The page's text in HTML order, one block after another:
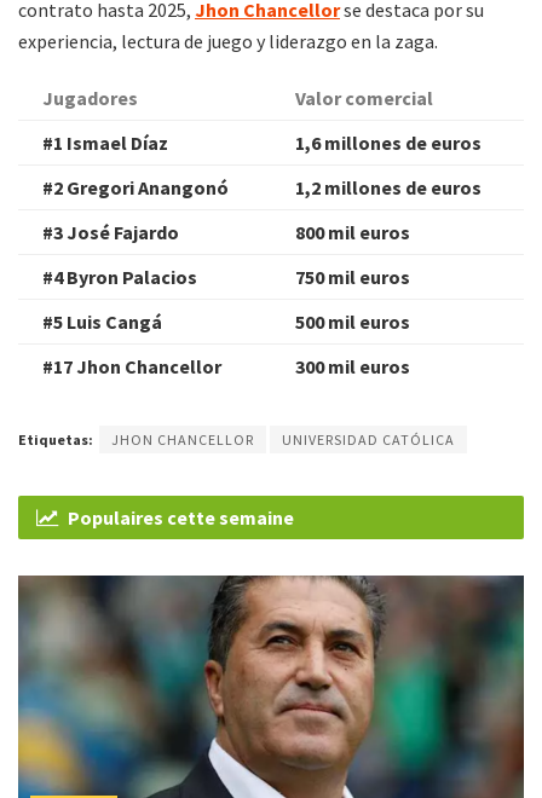
contrato hasta 2025, Jhon Chancellorse destaca por su
experiencia, lectura de juego y liderazgo en la zaga.
Jugadores
Valor comercial
#1 Ismael Díaz
1,6 millones de euros
#2 Gregori Anangonó
1,2 millones de euros
#3 José Fajardo
800 mil euros
#4 Byron Palacios
750 mil euros
#5 Luis Cangá
500 mil euros
#17 Jhon Chancellor
300 mil euros
Etiquetas: JHON CHANCELLOR UNIVERSIDAD CATÓLICA
Populaires cette semaine